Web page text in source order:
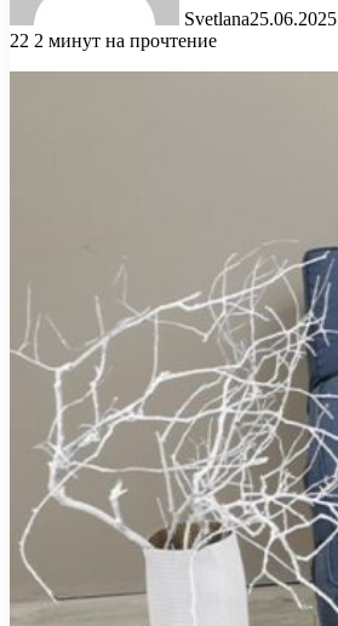
Svetlana25.06.2025
22 2 минут на прочтение